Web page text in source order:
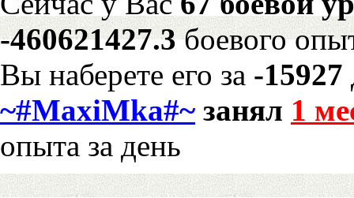
-460621427.3боевого
Вы наберете его за -15927
~#MaxiMka#~ занял 1
опыта за день